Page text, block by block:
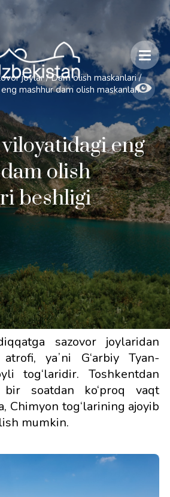
bo'ylab sayohatlarning o'ziga xos jihatlari
joylar / Dam olish maskanlari /
mashhur dam olish maskanlari
eng
olish
beshligi
sazovor joylaridan
yaʼni G‘arbiy Tyan-
tog‘laridir. Toshkentdan
bir soatdan ko‘proq vaqt
Chimyon tog‘larining ajoyib
mumkin.